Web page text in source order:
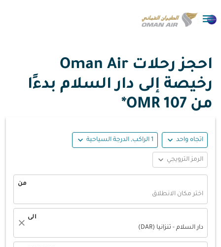

احجز رحلات Oman Air
رخيصة إلى دار السلام بدءًا
من 107 OMR*
اتجاه واحد expand_more 1 الراكب, الدرجة السياحية expand_more
الرمز الترويجي expand_more
من
اختر مكان الانطلاق
الى
دار السلام - تنزانيا (DAR)
close